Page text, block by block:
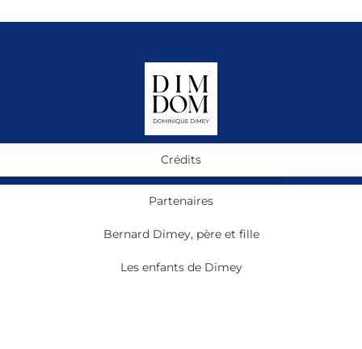
Crédits
Partenaires
Bernard Dimey, père et fille
Les enfants de Dimey